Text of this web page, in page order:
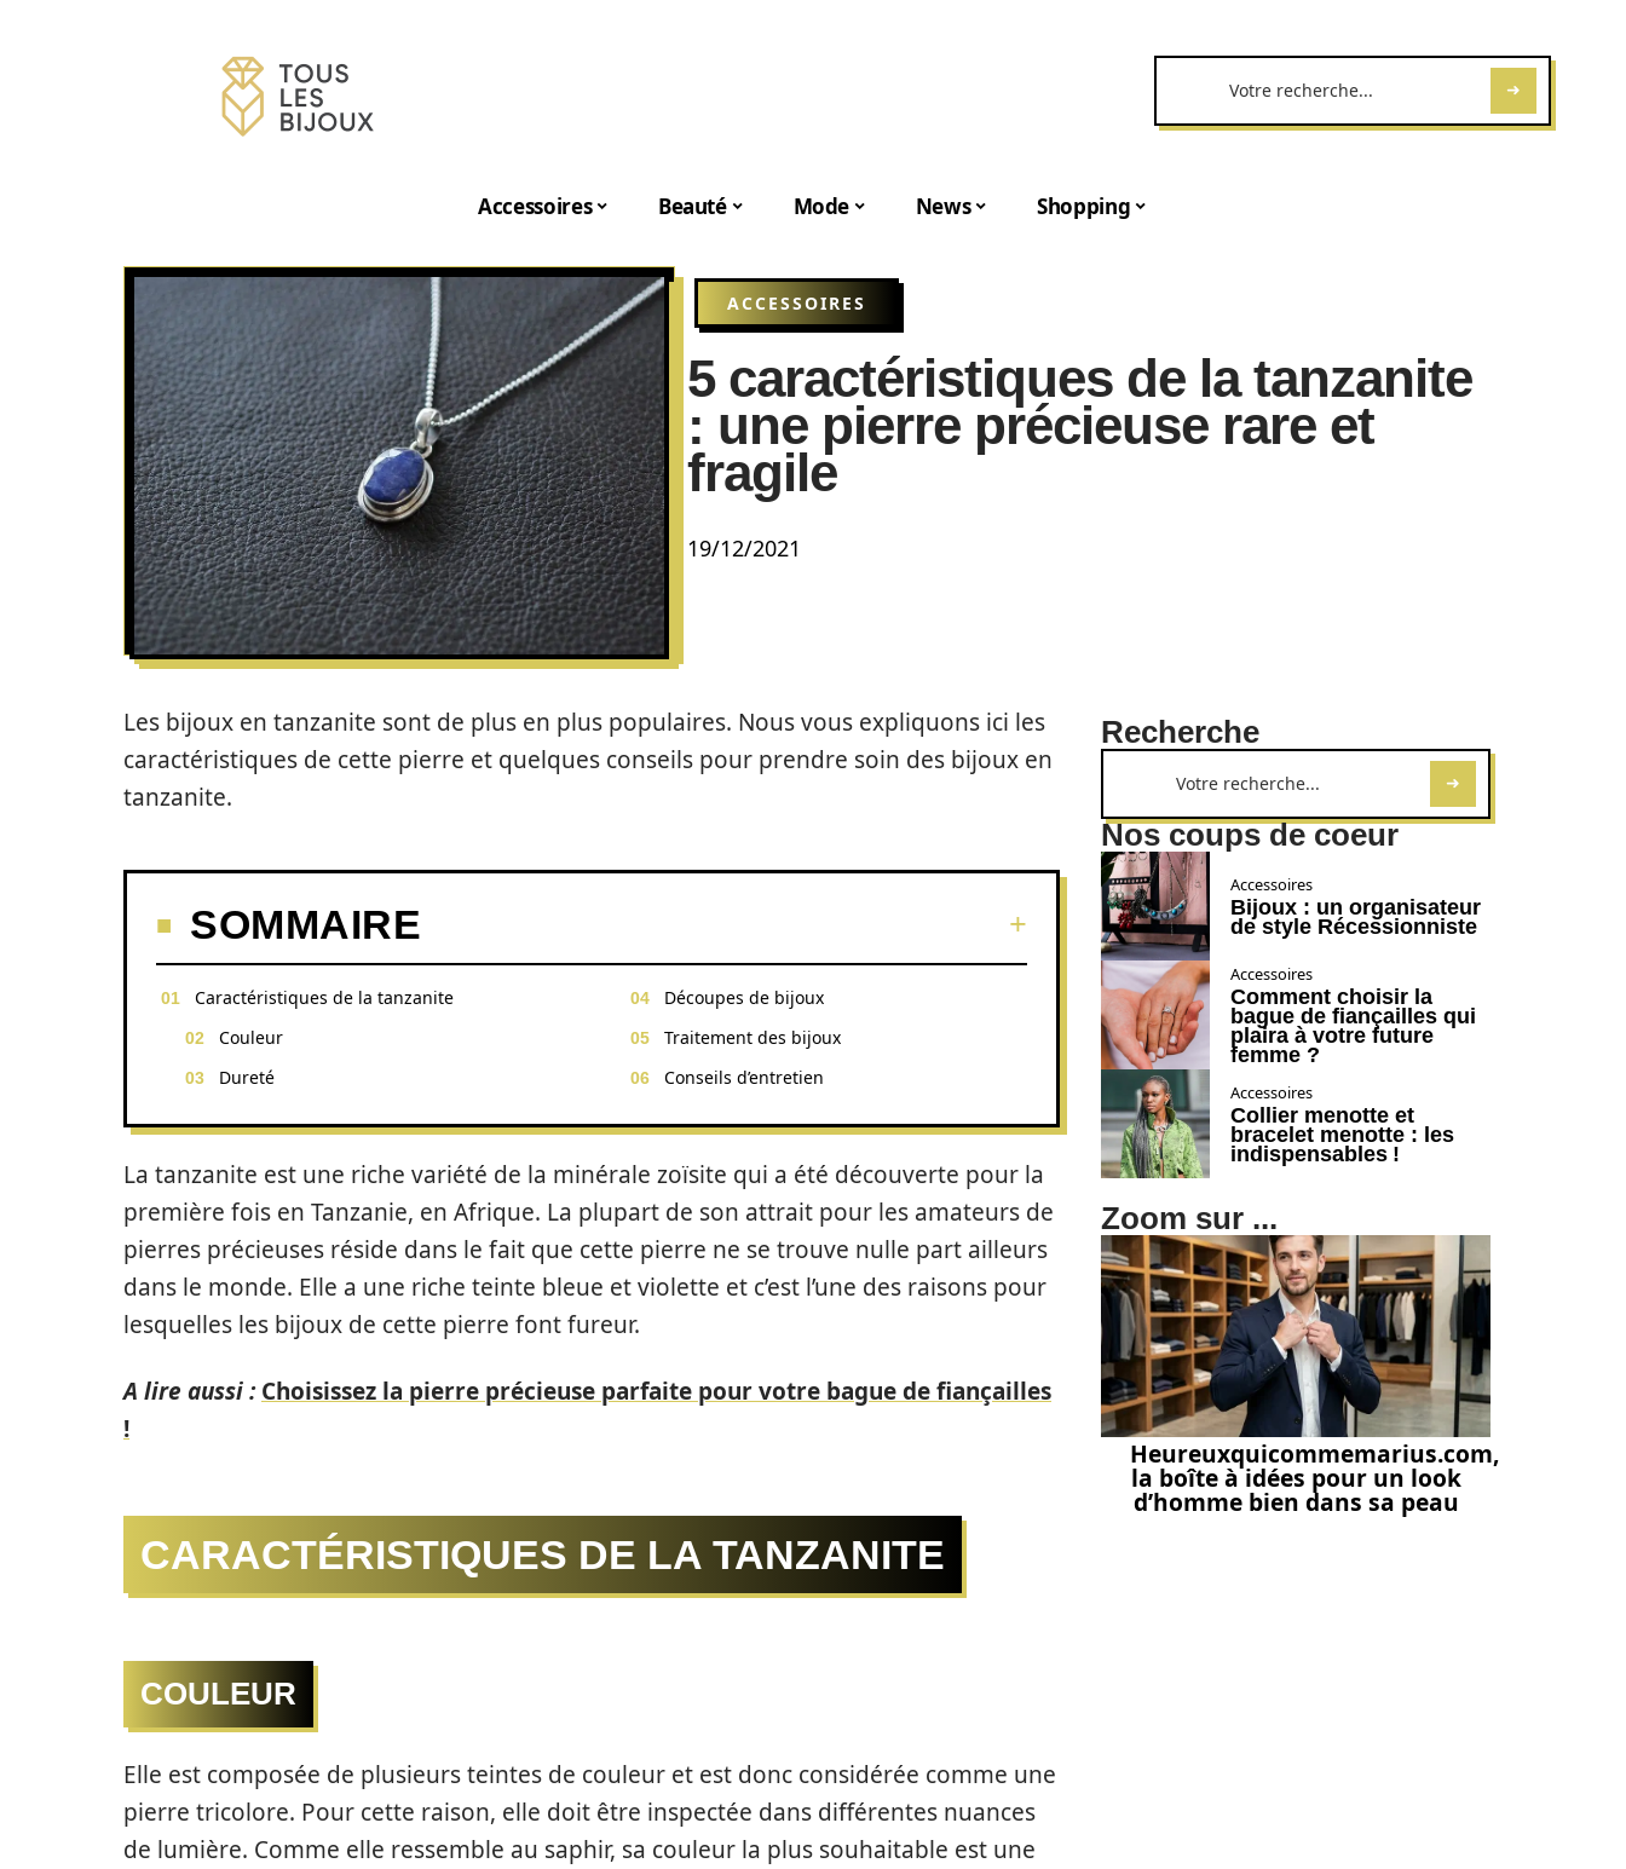
Accessoires Beauté Mode News Shopping
ACCESSOIRES
5 caractéristiques de la tanzanite
: une pierre précieuse rare et
fragile
19/12/2021
Les bijoux en tanzanite sont de plus en plus populaires. Nous vous expliquons ici les
caractéristiques de cette pierre et quelques conseils pour prendre soin des bijoux en
tanzanite.
SOMMAIRE
Caractéristiques de la tanzanite
Couleur
Dureté
Découpes de bijoux
Traitement des bijoux
Conseils d’entretien
La tanzanite est une riche variété de la minérale zoïsite qui a été découverte pour la
première fois en Tanzanie, en Afrique. La plupart de son attrait pour les amateurs de
pierres précieuses réside dans le fait que cette pierre ne se trouve nulle part ailleurs
dans le monde. Elle a une riche teinte bleue et violette et c’est l’une des raisons pour
lesquelles les bijoux de cette pierre font fureur.
A lire aussi : Choisissez la pierre précieuse parfaite pour votre bague de fiançailles
!
CARACTÉRISTIQUES DE LA TANZANITE
COULEUR
Elle est composée de plusieurs teintes de couleur et est donc considérée comme une
pierre tricolore. Pour cette raison, elle doit être inspectée dans différentes nuances
de lumière. Comme elle ressemble au saphir, sa couleur la plus souhaitable est une
Recherche
Nos coups de coeur
Accessoires
Bijoux : un organisateur
de style Récessionniste
Accessoires
Comment choisir la
bague de fiançailles qui
plaira à votre future
femme ?
Accessoires
Collier menotte et
bracelet menotte : les
indispensables !
Zoom sur ...
Heureuxquicommemarius.com,
la boîte à idées pour un look
d’homme bien dans sa peau